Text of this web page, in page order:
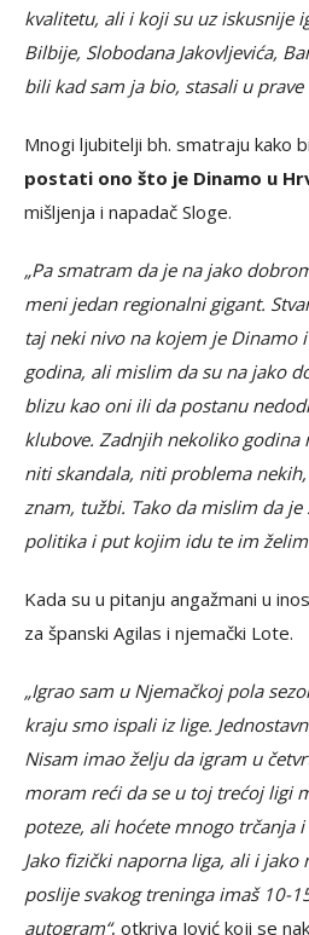
kvalitetu, ali i koji su uz iskusnije
Bilbije, Slobodana Jakovljevića,
bili kad sam ja bio, stasali u prave
Mnogi ljubitelji bh. smatraju kako bi
postati ono što je Dinamo u
mišljenja i napadač Sloge.
„Pa smatram da je na jako
meni jedan regionalni gigant.
taj neki nivo na kojem je Dinamo
godina, ali mislim da su na jako
blizu kao oni ili da postanu
klubove. Zadnjih nekoliko godina
niti skandala, niti problema
znam, tužbi. Tako da mislim da je
politika i put kojim idu te im želim
Kada su u pitanju angažmani u
za španski Agilas i njemački Lote.
„Igrao sam u Njemačkoj pola
kraju smo ispali iz lige.
Nisam imao želju da igram u
moram reći da se u toj trećoj ligi
poteze, ali hoćete mnogo trčanja
Jako fizički naporna liga, ali i jako
poslije svakog treninga imaš 10-
autogram“, otkriva Jović koji se